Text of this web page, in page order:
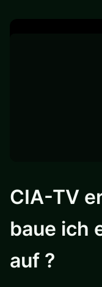
CIA-TV
baue ich
auf ?